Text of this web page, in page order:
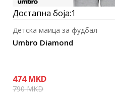
Достапна боја:1
Umbro Diamond
Детска маица за фудбал
474 MKD
790MKD